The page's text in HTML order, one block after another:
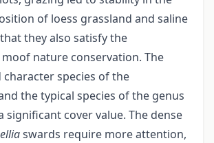
of loess grassland and saline
they also satisfy the
nature conservation. The
species of the
the typical species of the genus
significant cover value. The dense
swards require more attention,